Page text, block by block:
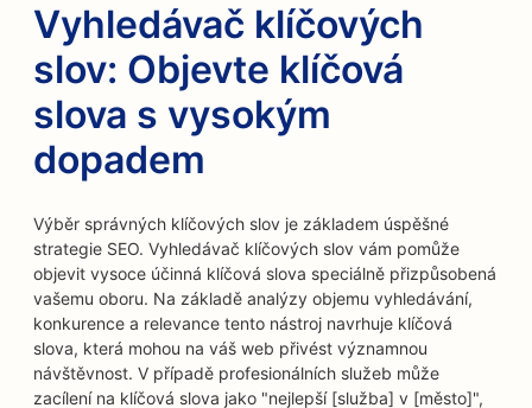
Vyhledávač klíčových
slov: Objevte klíčová
slova s vysokým
dopadem
Výběr správných klíčových slov je základem úspěšné
strategie SEO. Vyhledávač klíčových slov vám pomůže
objevit vysoce účinná klíčová slova speciálně přizpůsobená
vašemu oboru. Na základě analýzy objemu vyhledávání,
konkurence a relevance tento nástroj navrhuje klíčová
slova, která mohou na váš web přivést významnou
návštěvnost. V případě profesionálních služeb může
zacílení na klíčová slova jako "nejlepší [služba] v [město]",